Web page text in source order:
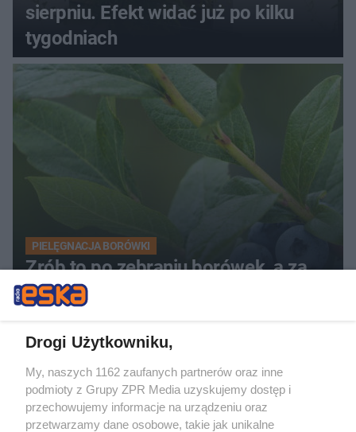
sierpniu. Efekt widać już po kilku
tygodniach
PIELĘGNACJA BORÓWKI
Zrób to po zebraniu borówek, a za
rok zbiory będą obfite
ZOBACZ WIĘCEJ
Drogi Użytkowniku,
My, naszych 1162 zaufanych partnerów oraz inne
podmioty z Grupy ZPR Media uzyskujemy dostęp i
przechowujemy informacje na urządzeniu oraz
przetwarzamy dane osobowe, takie jak unikalne